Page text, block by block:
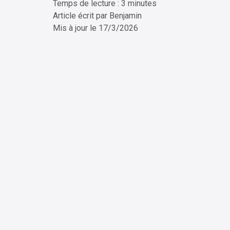
Temps de lecture : 3 minutes
Article écrit par Benjamin
Mis à jour le 17/3/2026